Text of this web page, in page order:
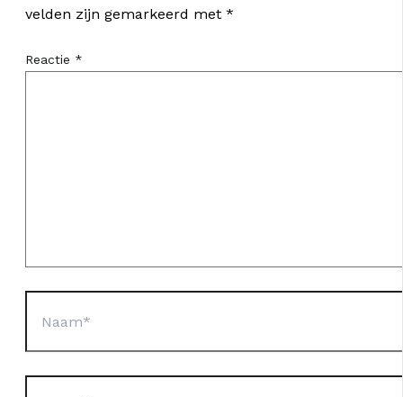
velden zijn gemarkeerd met *
Reactie *